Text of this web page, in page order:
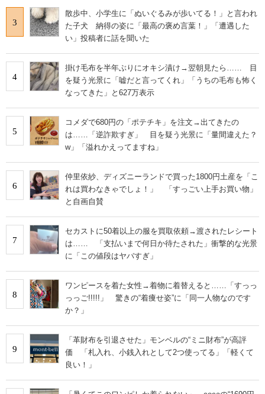
3
散歩中、小学生に「ぬいぐるみが歩いてる！」と言われ
た子犬 納得の姿に「最高の褒め言葉！」「遭遇した
い」投稿者に話を聞いた
4
掛け毛布を半年ぶりにオキシ漬け→翌朝見たら…… 目
を疑う光景に「嘘だと言ってくれ」「うちの毛布も怖く
なってきた」と627万表示
5
コメダで680円の「ポテチキ」を注文→出てきたの
は……「逆詐欺すぎ」 目を疑う光景に「量間違えた？
w」「溢れかえってますね」
6
仲里依紗、ディズニーランドで買った1800円土産を「こ
れは買わなきゃでしょ！」 「すっごい上手お買い物」
と自画自賛
7
セカストに50着以上の服を買取依頼→渡されたレシート
は…… 「支払いまで何日か待たされた」衝撃的な光景
に「この値段はヤバすぎ」
8
ワンピースを着た女性→着物に着替えると……「すっっ
っっご!!!!!」 驚きの“着痩せ姿”に「同一人物なのです
か？」
9
「革財布を引退させた」モンベルの“ミニ財布”が高評
価 「札入れ、小銭入れとして2つ使ってる」「軽くて
良い！」